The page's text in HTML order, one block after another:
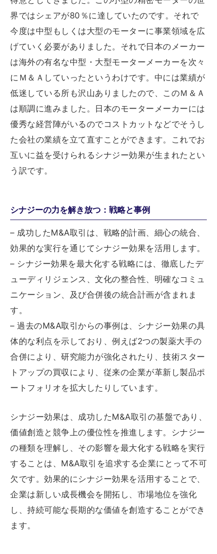
界ではシェアが80％に達していたのです。それで
今度は中型もしくは大型のモーターに事業領域を広
げていく必要がありました。それで日本のメーカー
は海外の有名な中型・大型モーターメーカーを次々
にＭ＆Ａしていったというわけです。中には業績が
低迷している所も沢山ありましたので、このＭ＆Ａ
は順調に進みました。日本のモーターメーカーには
優秀な経営陣がいるのでコストカットなどでそうし
た会社の業績を立て直すことができます。これでお
互いに益を受けられるシナジー効果が生まれたとい
う訳です。
シナジーの力を解き放つ：戦略と事例
– 成功したM&A取引は、戦略的計画、細心の統合、
効果的な実行を通じてシナジー効果を活用します。
– シナジー効果を最大化する戦略には、徹底したデ
ューディリジェンス、文化の整合性、明確なコミュ
ニケーション、及び合併後の統合計画が含まれま
す。
– 過去のM&A取引からの事例は、シナジー効果の具
体的な利点を示しており、例えば2つの製薬大手の
合併により、研究能力が強化されたり、技術スター
トアップの買収により、従来の企業が革新し製品ポ
ートフォリオを拡大したりしています。
シナジー効果は、成功したM&A取引の基盤であり、
価値創造と競争上の優位性を推進します。シナジー
の種類を理解し、その影響を最大化する戦略を実行
することは、M&A取引を追求する企業にとって不可
欠です。効果的にシナジー効果を活用することで、
企業は新しい成長機会を開拓し、市場地位を強化
し、持続可能な長期的な価値を創造することができ
ます。